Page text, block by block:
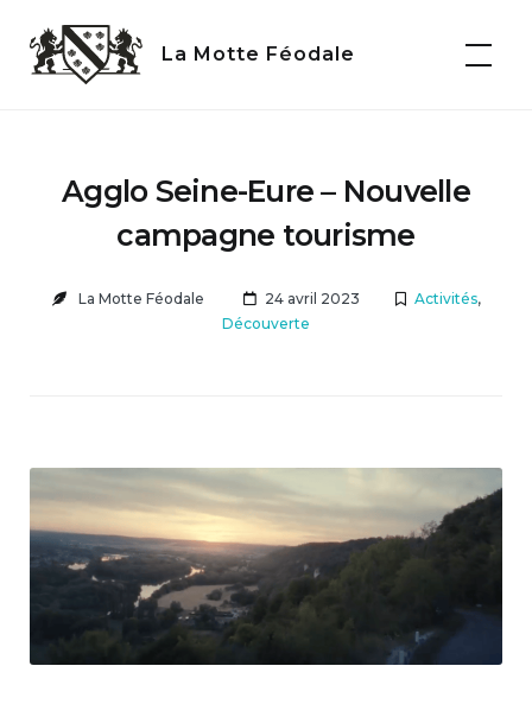
content
La Motte Féodale
Agglo Seine-Eure – Nouvelle
campagne tourisme
La Motte Féodale 24 avril 2023 Activités,
Découverte